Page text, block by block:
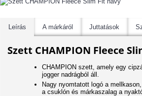
Leírás A márkáról Juttatások
Szett CHAMPION Fleece
CHAMPION szett, amely egy
jogger nadrágból áll.
Nagy nyomtatott logó a
a csuklón és márkaszalag a